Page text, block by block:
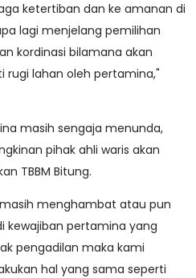
ketertiban dan ke amanan di
lagi menjelang pemilihan
kordinasi bilamana akan
lahan oleh pertamina,"
masih sengaja menunda,
pihak ahli waris akan
TBBM Bitung.
menghambat atau pun
kewajiban pertamina yang
pengadilan maka kami
hal yang sama seperti